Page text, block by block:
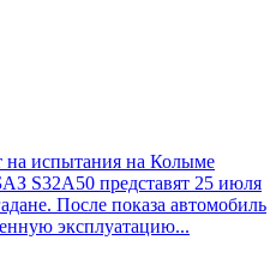
на испытания на Колыме
S32A50 представят 25 июля
После показа автомобиль
эксплуатацию...